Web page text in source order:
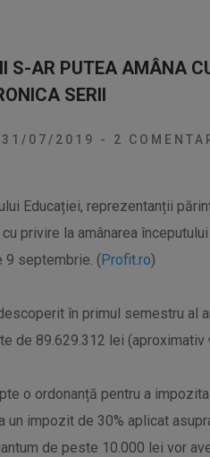
S-AR PUTEA AMÂNA
SERII
31/07/2019 - 2
Educației, reprezentanții
privire la amânarea
9 septembrie. (Profit.ro)
în primul semestru al
de 89.629.312 lei (aproximativ
o ordonanță pentru a
un impozit de 30% aplicat
de peste 10.000 lei vor